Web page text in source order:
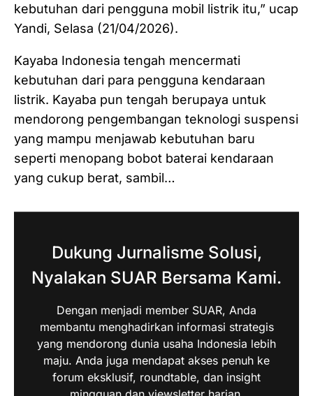
kebutuhan dari pengguna mobil listrik itu,” ucap
Yandi, Selasa (21/04/2026).
Kayaba Indonesia tengah mencermati
kebutuhan dari para pengguna kendaraan
listrik. Kayaba pun tengah berupaya untuk
mendorong pengembangan teknologi suspensi
yang mampu menjawab kebutuhan baru
seperti menopang bobot baterai kendaraan
yang cukup berat, sambil…
Dukung Jurnalisme Solusi,
Nyalakan SUAR Bersama Kami.
Dengan menjadi member SUAR, Anda
membantu menghadirkan informasi strategis
yang mendorong dunia usaha Indonesia lebih
maju. Anda juga mendapat akses penuh ke
forum eksklusif, roundtable, dan insight